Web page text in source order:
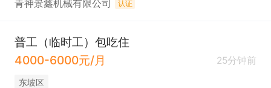
青神景鑫机械有限公司 认证
普工（临时工）包吃住
4000-6000元/月
25分钟前
东坡区